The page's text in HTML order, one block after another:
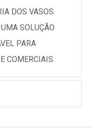
DOS VASOS
SOLUÇÃO
PARA
COMERCIAIS.